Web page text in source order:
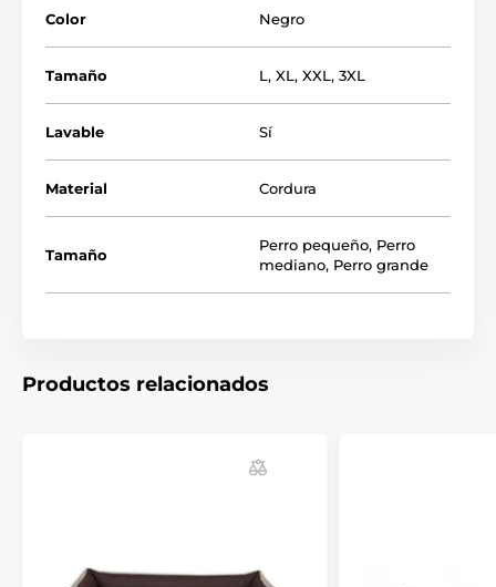
Reedog están cosidas a mano, por lo que el tamaño
puede variar ligeramente, pero no más de 2 - 4 cm).
previo aviso. Las imágenes tienen únicamente
Color Negro
Tamaño L, XL, XXL, 3XL
Lavable Sí
Material Cordura
Tamaño
Perro pequeño, Perro
mediano, Perro grande
Productos relacionados